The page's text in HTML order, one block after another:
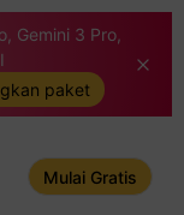
Gemini 3 Pro,
paket
Mulai Gratis